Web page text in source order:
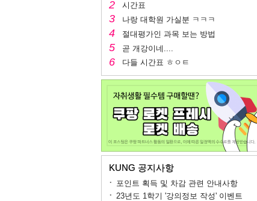
시간표
나랑 대학원 가실분 ㅋㅋㅋ
절대평가인 과목 보는 방법
곧 개강이네....
다들 시간표 ㅎㅇㅌ
KUNG 공지사항
포인트 획득 및 차감 관련 안내사항
23년도 1학기 '강의정보 작성' 이벤트